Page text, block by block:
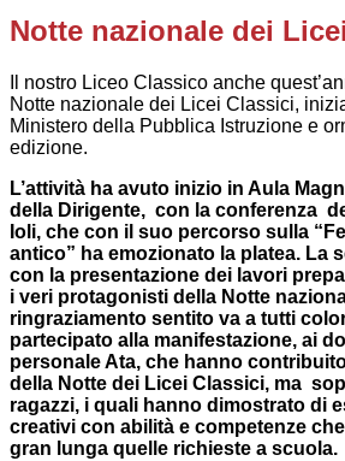
Notte nazionale dei
Il nostro Liceo Classico anche
Notte nazionale dei Licei Classici,
Ministero della Pubblica Istruzione e
edizione.
L’attività ha avuto inizio in Aula
della Dirigente, con la conferenza
Ioli, che con il suo percorso sulla
antico” ha emozionato la platea. La
con la presentazione dei lavori
i veri protagonisti della Notte
ringraziamento sentito va a tutti
partecipato alla manifestazione, ai
personale Ata, che hanno
della Notte dei Licei Classici, ma
ragazzi, i quali hanno dimostrato di
creativi con abilità e competenze
gran lunga quelle richieste a scuola.